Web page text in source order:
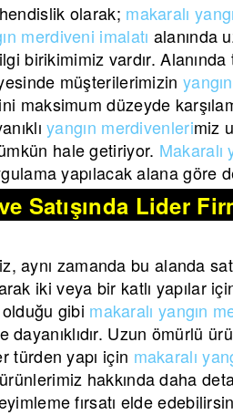
olarak; makaralı
merdiveni imalatı alanında
birikimimiz vardır. Alanında
müşterilerimizin
maksimum düzeyde
yangın merdivenlerimiz
hale getiriyor. Makaralı
yapılacak alana göre
Satışında Lider
aynı zamanda bu alanda
iki veya bir katlı yapılar
gibi makaralı yangın
Uzun ömürlü
türden yapı için makaralı
hakkında daha
fırsatı elde